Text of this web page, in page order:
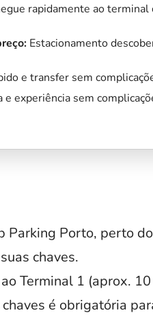
rapidamente ao
Estacionamento
e transfer sem
e experiência sem
Parking Porto, perto
chaves.
Terminal 1 (aprox.
é obrigatória